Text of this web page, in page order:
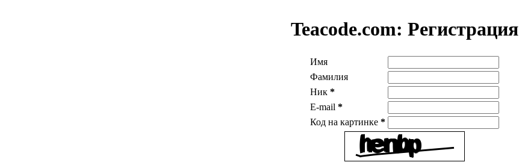
Teacode.com: Регистрация
Имя
Фамилия
Ник *
E-mail *
Код на картинке *